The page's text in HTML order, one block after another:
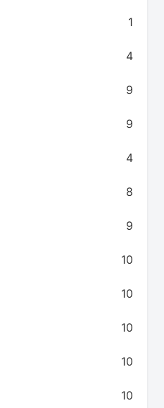
1
4
9
9
4
8
9
10
10
10
10
10